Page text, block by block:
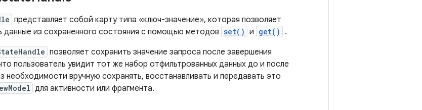
представляет собой карту типа «ключ-значение», которая позволяет
данные из сохраненного состояния с помощью методов set() и get()
.
позволяет сохранить значение запроса после завершения
пользователь увидит тот же набор отфильтрованных данных до и после
необходимости вручную сохранять, восстанавливать и передавать это
для активности или фрагмента.